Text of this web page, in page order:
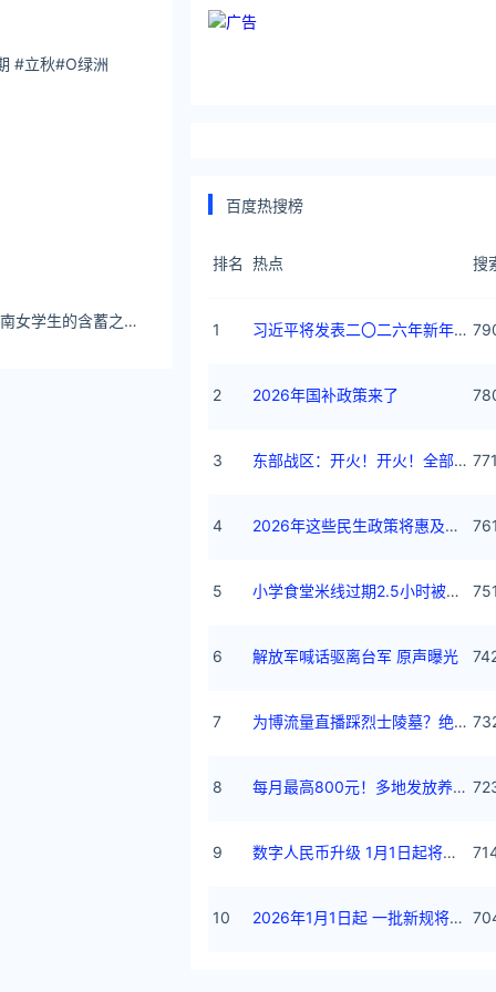
#立秋#O绿洲
Neinei Pupu诠释越南女学生的含蓄之美 - 趣画阁
百度热搜榜
排名 热点 搜
1 习近平将发表二〇二六年新年贺词
2 2026年国补政策来了
3 东部战区：开火！开火！全部命中！
4 2026年这些民生政策将惠及百姓
5 小学食堂米线过期2.5小时被罚5万
6 解放军喊话驱离台军 原声曝光
7 为博流量直播踩烈士陵墓？绝不姑息
8 每月最高800元！多地发放养老消费券
9 数字人民币升级 1月1日起将计付利息
10 2026年1月1日起 一批新规将施行